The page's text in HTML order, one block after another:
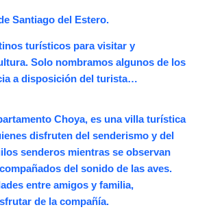
Santiago del Estero.
turísticos para visitar y
Solo nombramos algunos de los
a disposición del turista…
Choya, es una villa turística
disfruten del senderismo y del
senderos mientras se observan
del sonido de las aves.
entre amigos y familia,
de la compañía.